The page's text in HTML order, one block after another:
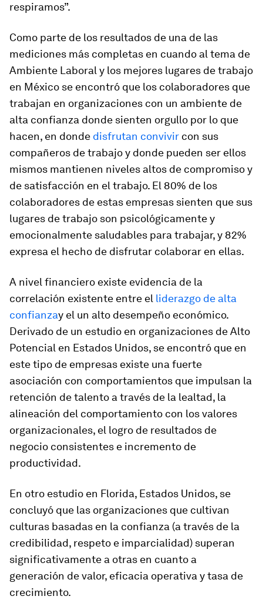
respiramos”.
Como parte de los resultados de una de las
mediciones más completas en cuando al tema de
Ambiente Laboral y los mejores lugares de trabajo
en México se encontró que los colaboradores que
trabajan en organizaciones con un ambiente de
alta confianza donde sienten orgullo por lo que
hacen, en donde disfrutan convivir con sus
compañeros de trabajo y donde pueden ser ellos
mismos mantienen niveles altos de compromiso y
de satisfacción en el trabajo. El 80% de los
colaboradores de estas empresas sienten que sus
lugares de trabajo son psicológicamente y
emocionalmente saludables para trabajar, y 82%
expresa el hecho de disfrutar colaborar en ellas.
A nivel financiero existe evidencia de la
correlación existente entre el liderazgo de alta
confianzay el un alto desempeño económico.
Derivado de un estudio en organizaciones de Alto
Potencial en Estados Unidos, se encontró que en
este tipo de empresas existe una fuerte
asociación con comportamientos que impulsan la
retención de talento a través de la lealtad, la
alineación del comportamiento con los valores
organizacionales, el logro de resultados de
negocio consistentes e incremento de
productividad.
En otro estudio en Florida, Estados Unidos, se
concluyó que las organizaciones que cultivan
culturas basadas en la confianza (a través de la
credibilidad, respeto e imparcialidad) superan
significativamente a otras en cuanto a
generación de valor, eficacia operativa y tasa de
crecimiento.